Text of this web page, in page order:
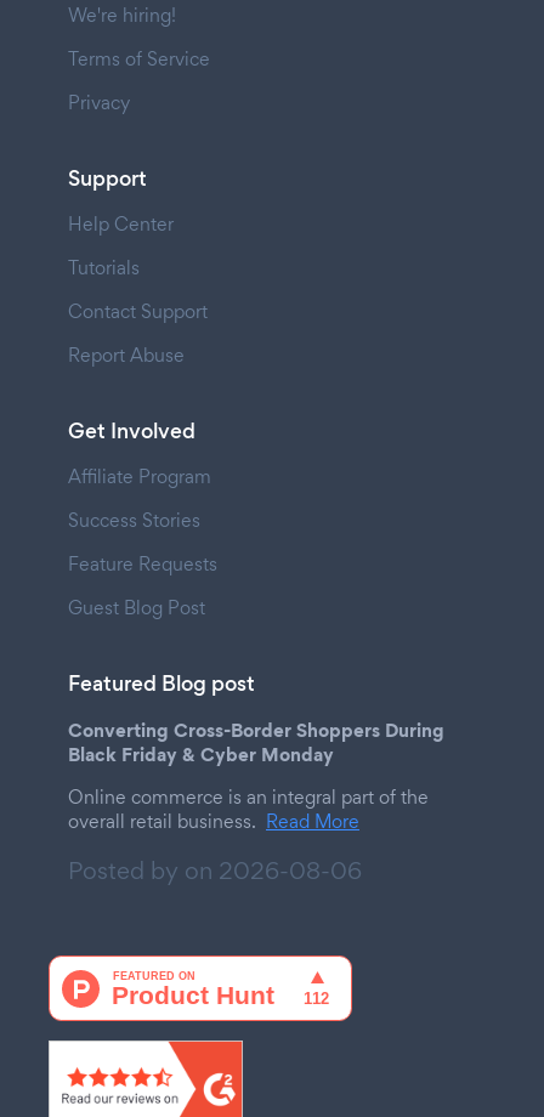
We're hiring!
Terms of Service
Privacy
Support
Help Center
Tutorials
Contact Support
Report Abuse
Get Involved
Affiliate Program
Success Stories
Feature Requests
Guest Blog Post
Featured Blog post
Converting Cross-Border Shoppers During
Black Friday & Cyber Monday
Online commerce is an integral part of the
overall retail business. Read More
Posted by on 2026-08-06